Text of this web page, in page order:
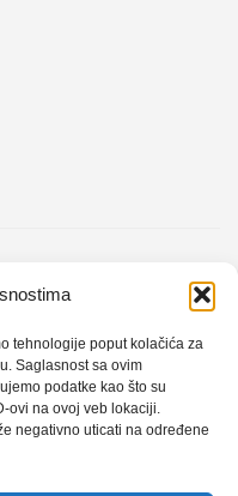
tehnologije poput kolačića za
Saglasnost sa ovim
podatke kao što su
ovi na ovoj veb lokaciji.
negativno uticati na određene